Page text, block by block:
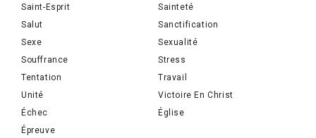
Saint-Esprit
Sainteté
Salut
Sanctification
Sexe
Sexualité
Souffrance
Stress
Tentation
Travail
Unité
Victoire En Christ
Échec
Église
Épreuve